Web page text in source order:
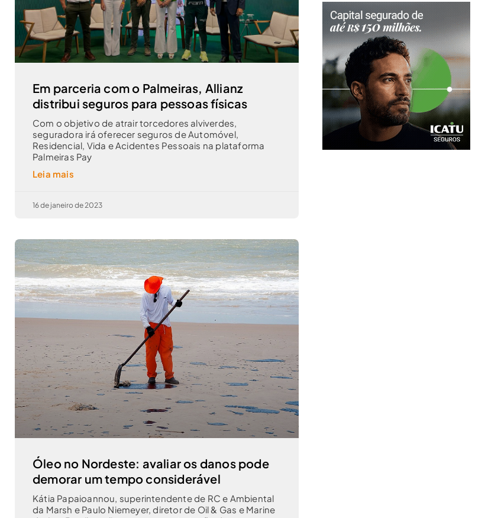
Em parceria com o Palmeiras, Allianz
distribui seguros para pessoas físicas
Com o objetivo de atrair torcedores alviverdes,
seguradora irá oferecer seguros de Automóvel,
Residencial, Vida e Acidentes Pessoais na plataforma
Palmeiras Pay
Leia mais
16 de janeiro de 2023
Óleo no Nordeste: avaliar os danos pode
demorar um tempo considerável
Kátia Papaioannou, superintendente de RC e Ambiental
da Marsh e Paulo Niemeyer, diretor de Oil & Gas e Marine